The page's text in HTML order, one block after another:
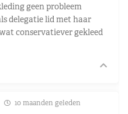
geen probleem
delegatie lid met haar
conservatiever gekleed
10 maanden geleden